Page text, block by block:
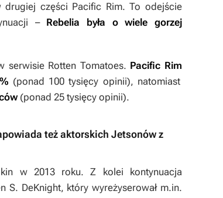
drugiej części Pacific Rim. To odejście
– Rebelia była o wiele gorzej
serwisie Rotten Tomatoes. Pacific Rim
(ponad 100 tysięcy opinii), natomiast
(ponad 25 tysięcy opinii).
też aktorskich Jetsonów z
w 2013 roku. Z kolei kontynuacja
S. DeKnight, który wyreżyserował m.in.